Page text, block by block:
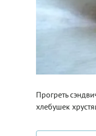
Прогреть
хлебушек